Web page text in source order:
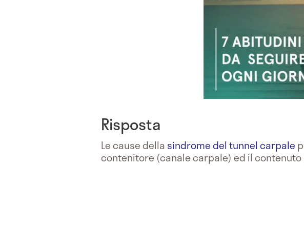
Risposta
Le cause della sindrome del tunnel carpale
contenitore (canale carpale) ed il contenuto